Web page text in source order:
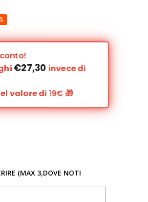
€27,30invece di
valore di19€🎁
(MAX 3,DOVE NOTI